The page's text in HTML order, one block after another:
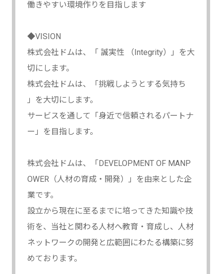
働きやすい環境作りを目指します
◆VISION
株式会社ドムは、「 誠実性 （Integrity）」を大
切にします。
株式会社ドムは、「挑戦しようとする気持ち
」を大切にします。
サービスを通して「身近で信頼されるパートナ
ー」を目指します。
株式会社ドムは、「DEVELOPMENT OF MANP
OWER（人材の育成・開発）」を由来とした企
業です。
設立から現在に至るまでに培ってきた知識や技
術を、当社と関わる人材へ教育・育成し、人材
ネットワークの開発と広範囲にわたる構築に努
めております。